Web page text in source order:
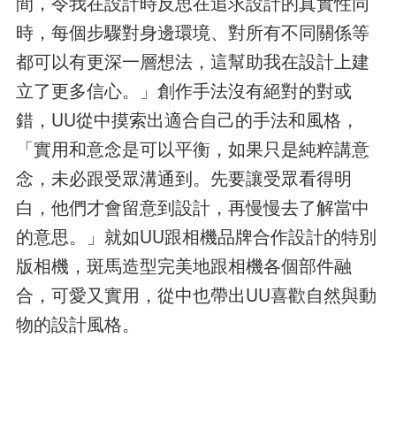
時，每個步驟對身邊環境、對所有不同關係等
都可以有更深一層想法，這幫助我在設計上建
立了更多信心。」創作手法沒有絕對的對或
錯，UU從中摸索出適合自己的手法和風格，
「實用和意念是可以平衡，如果只是純粹講意
念，未必跟受眾溝通到。先要讓受眾看得明
白，他們才會留意到設計，再慢慢去了解當中
的意思。」就如UU跟相機品牌合作設計的特別
版相機，斑馬造型完美地跟相機各個部件融
合，可愛又實用，從中也帶出UU喜歡自然與動
物的設計風格。